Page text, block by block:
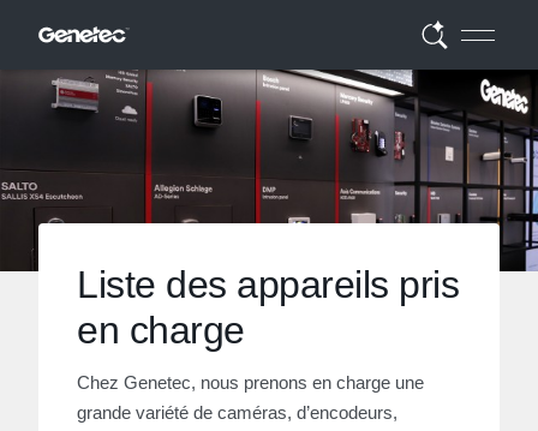
Liste des appareils pris
en charge
Chez Genetec, nous prenons en charge une
grande variété de caméras, d’encodeurs,